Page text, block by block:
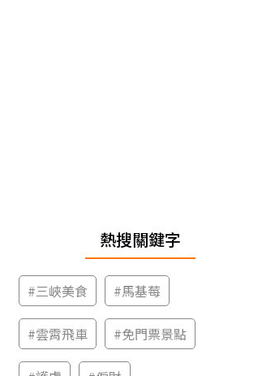
熱搜關鍵字
#三峽美食 #馬基莓
#雲霄飛車 #免門票景點